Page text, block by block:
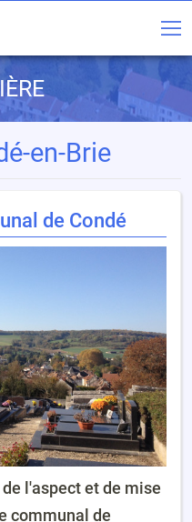
en-Brie
de Condé
l'aspect et de mise
communal de